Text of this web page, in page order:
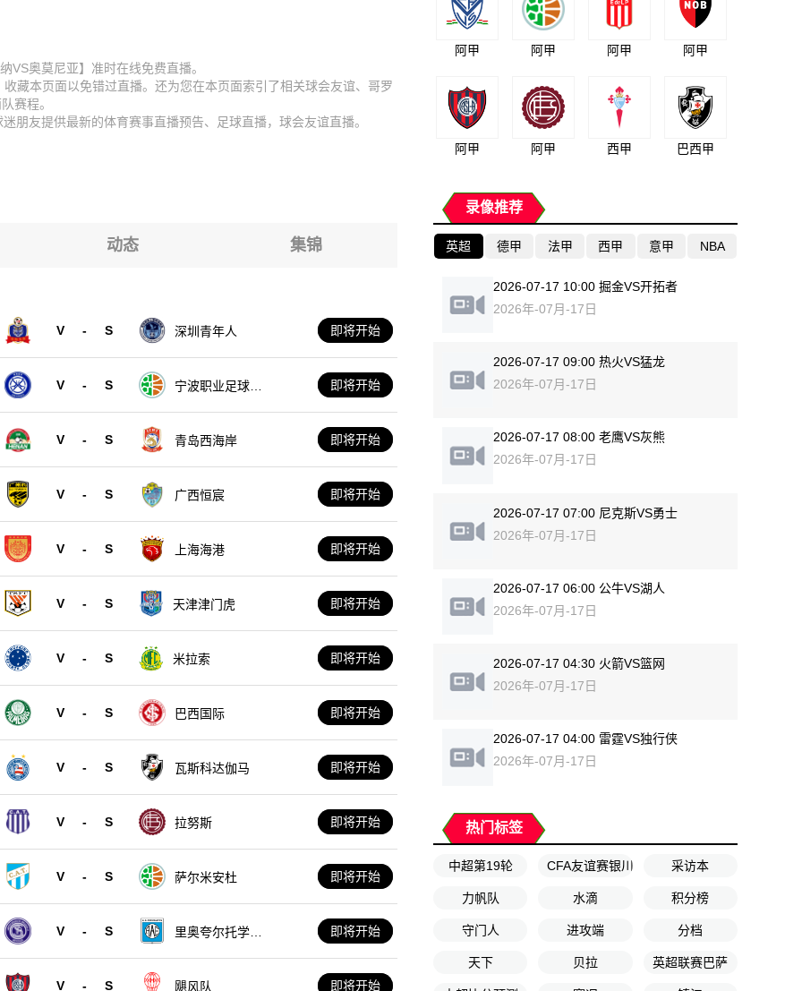
奥莫尼亚】准时在线免费直播。
藏本页面以免错过直播。还为您在本页面索引了相关球会友谊、哥罗
赛程。
友提供最新的体育赛事直播预告、足球直播，球会友谊直播。
动态 集锦
V - S 深圳青年人 即将开始
V - S
宁波职业足球俱
即将开始
V - S 青岛西海岸 即将开始
V - S 广西恒宸 即将开始
V - S 上海海港 即将开始
V - S 天津津门虎 即将开始
V - S 米拉索 即将开始
V - S 巴西国际 即将开始
V - S 瓦斯科达伽马 即将开始
V - S 拉努斯 即将开始
V - S 萨尔米安杜 即将开始
V - S
里奥夸尔托学生
即将开始
V - S 飓风队 即将开始
阿甲 阿甲 阿甲 阿甲
阿甲 阿甲 西甲 巴西甲
录像推荐
英超 德甲 法甲 西甲 意甲 NBA
2026-07-17 10:00 掘金VS开拓者
2026年-07月-17日
2026-07-17 09:00 热火VS猛龙
2026年-07月-17日
2026-07-17 08:00 老鹰VS灰熊
2026年-07月-17日
2026-07-17 07:00 尼克斯VS勇士
2026年-07月-17日
2026-07-17 06:00 公牛VS湖人
2026年-07月-17日
2026-07-17 04:30 火箭VS篮网
2026年-07月-17日
2026-07-17 04:00 雷霆VS独行侠
2026年-07月-17日
热门标签
中超第19轮 CFA友谊赛银川赛第1轮采访本
力帆队 水滴 积分榜
守门人 进攻端 分档
天下 贝拉 英超联赛巴萨